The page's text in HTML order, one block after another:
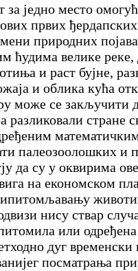
за једно место
првих
природних
ћудима велике
и раст бујне,
и облика кућа
може се закључити
разликовали стране
палеозоолошких и
да су у оквирима
на економском
нису ствар
или
дуг
посматрања